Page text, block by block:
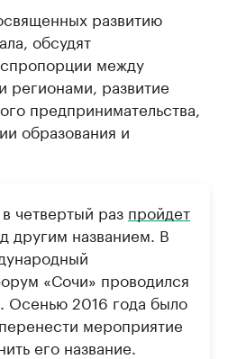
развитию
обсудят
между
регионами, развитие
предпринимательства,
образования и
четвертый раз пройдет
другим названием. В
«Сочи» проводился
Осенью 2016 года было
мероприятие
его название.